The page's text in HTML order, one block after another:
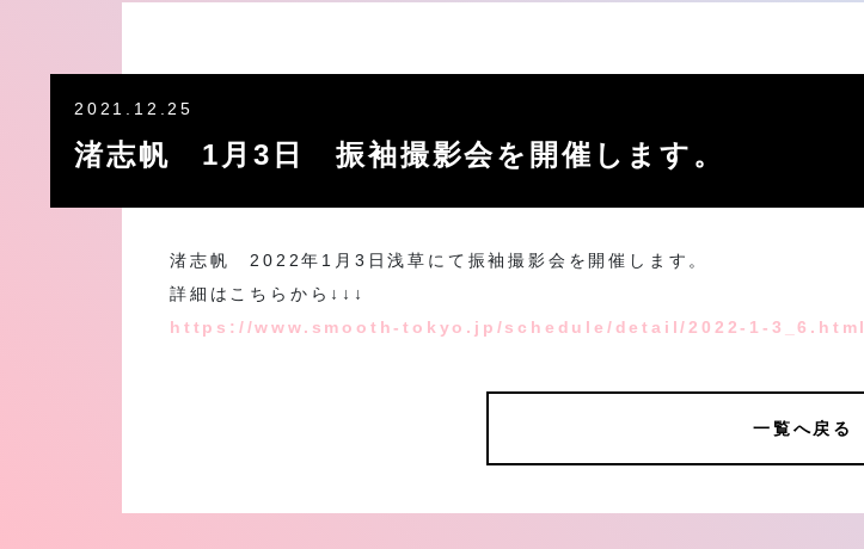
2021.12.25
渚志帆 1月3日 振袖撮影会を開催します。
渚志帆 2022年1月3日浅草にて振袖撮影会を開催します。
詳細はこちらから↓↓↓
https://www.smooth-tokyo.jp/schedule/detail/2022-1-3_6.html
一覧へ戻る